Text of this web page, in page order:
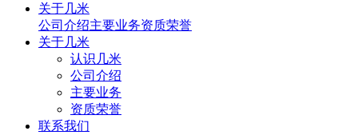
关于几米
公司介绍主要业务资质荣誉
关于几米
认识几米
公司介绍
主要业务
资质荣誉
联系我们